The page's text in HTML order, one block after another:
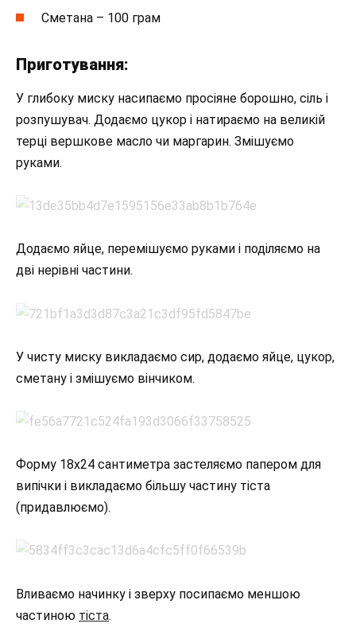
Сметана – 100 грам
Приготування:
У глибоку миску насипаємо просіяне борошно, сіль і
розпушувач. Додаємо цукор і натираємо на великій
терці вершкове масло чи маргарин. Змішуємо
руками.
Додаємо яйце, перемішуємо руками і поділяємо на
дві нерівні частини.
У чисту миску викладаємо сир, додаємо яйце, цукор,
сметану і змішуємо вінчиком.
Форму 18х24 сантиметра застеляємо папером для
випічки і викладаємо більшу частину тіста
(придавлюємо).
Вливаємо начинку і зверху посипаємо меншою
частиною тіста.